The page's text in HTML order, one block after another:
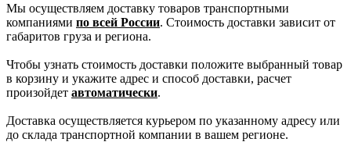
Мы осуществляем доставку товаров транспортными
компаниями по всей России. Стоимость доставки зависит от
габаритов груза и региона.
Чтобы узнать стоимость доставки положите выбранный товар
в корзину и укажите адрес и способ доставки, расчет
произойдет автоматически.
Доставка осуществляется курьером по указанному адресу или
до склада транспортной компании в вашем регионе.